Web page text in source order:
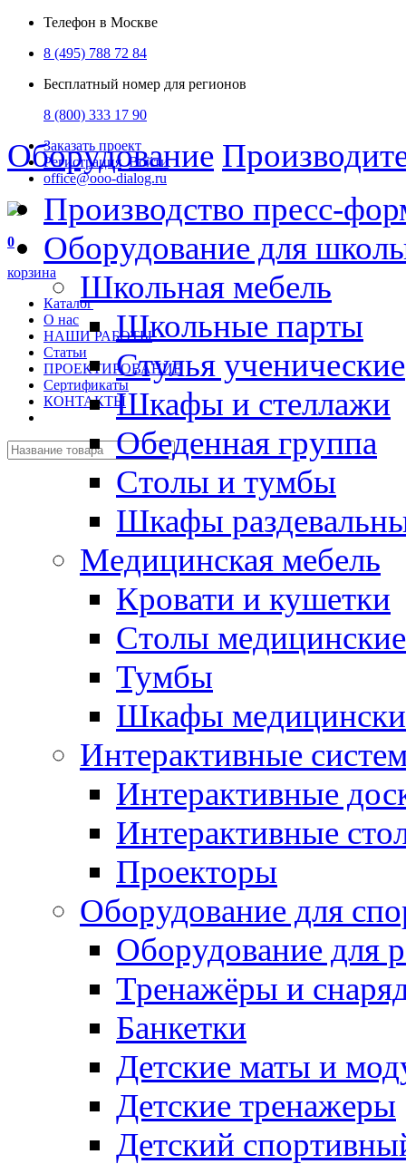
Телефон в Москве
8 (495) 788 72 84
Бесплатный номер для регионов
8 (800) 333 17 90
Заказать проект
Регистрация Войти
office@ooo-dialog.ru
0
корзина
Каталог
О нас
НАШИ РАБОТЫ
Статьи
ПРОЕКТИРОВАНИЕ
Сертификаты
КОНТАКТЫ
Оборудование
Производство пресс-
Оборудование для
Школьная мебель
Школьные парты
Стулья ученические
Шкафы и стеллажи
Обеденная группа
Столы и тумбы
Шкафы
Медицинская мебель
Кровати и кушетки
Столы медицинские
Тумбы
Шкафы
Интерактивные
Интерактивные
Интерактивные
Проекторы
Оборудование для
Оборудование для
Тренажёры и
Банкетки
Детские маты и
Детские тренажеры
Детский